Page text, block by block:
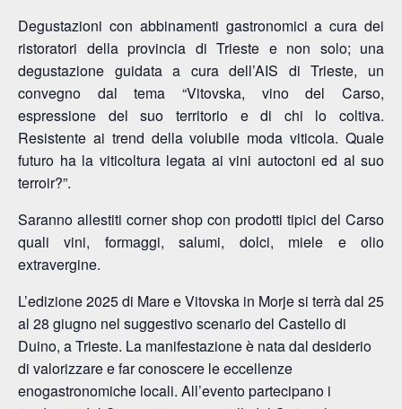
Degustazioni con abbinamenti gastronomici a cura dei
ristoratori della provincia di Trieste e non solo; una
degustazione guidata a cura dell’AIS di Trieste, un
convegno dal tema “Vitovska, vino del Carso,
espressione del suo territorio e di chi lo coltiva.
Resistente ai trend della volubile moda viticola. Quale
futuro ha la viticoltura legata ai vini autoctoni ed al suo
terroir?”.
Saranno allestiti corner shop con prodotti tipici del Carso
quali vini, formaggi, salumi, dolci, miele e olio
extravergine.
L’edizione 2025 di Mare e Vitovska in Morje si terrà dal 25
al 28 giugno nel suggestivo scenario del Castello di
Duino, a Trieste. La manifestazione è nata dal desiderio
di valorizzare e far conoscere le eccellenze
enogastronomiche locali. All’evento partecipano i